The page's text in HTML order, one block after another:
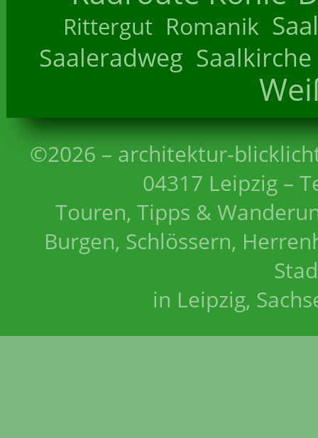
Rittergut Romanik
Saaleradweg Saalkirche
©2026 – architektur-
04317 Leipzig –
Touren, Tipps &
Burgen, Schlössern,
in Leipzig,